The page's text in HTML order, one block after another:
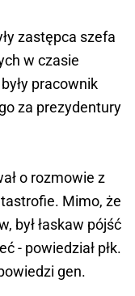
zastępca szefa
w czasie
pracownik
za prezydentury
o rozmowie z
Mimo, że
był łaskaw pójść
- powiedział płk.
gen.